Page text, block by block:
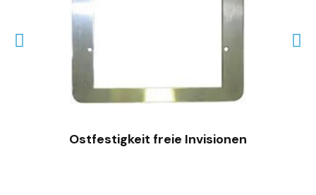
SCHNELLANSICHT
Ostfestigkeit freie Invisionen